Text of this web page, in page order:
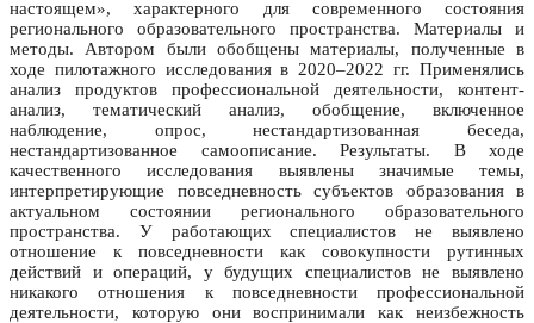
настоящем», характерного для современного состояния
регионального образовательного пространства. Материалы и
методы. Автором были обобщены материалы, полученные в
ходе пилотажного исследования в 2020–2022 гг. Применялись
анализ продуктов профессиональной деятельности, контент-
анализ, тематический анализ, обобщение, включенное
наблюдение, опрос, нестандартизованная беседа,
нестандартизованное самоописание. Результаты. В ходе
качественного исследования выявлены значимые темы,
интерпретирующие повседневность субъектов образования в
актуальном состоянии регионального образовательного
пространства. У работающих специалистов не выявлено
отношение к повседневности как совокупности рутинных
действий и операций, у будущих специалистов не выявлено
никакого отношения к повседневности профессиональной
деятельности, которую они воспринимали как неизбежность